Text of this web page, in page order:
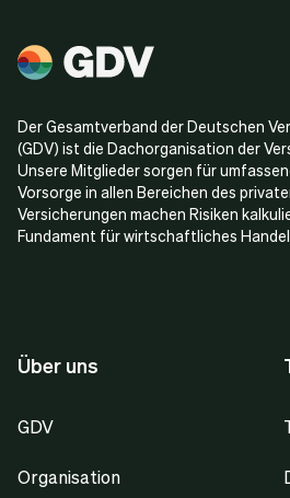
Der Gesamtverband der Deutschen
(GDV) ist die Dachorganisation der
Unsere Mitglieder sorgen für
Vorsorge in allen Bereichen des
Versicherungen machen Risiken
Fundament für wirtschaftliches
Über uns
GDV
Organisation